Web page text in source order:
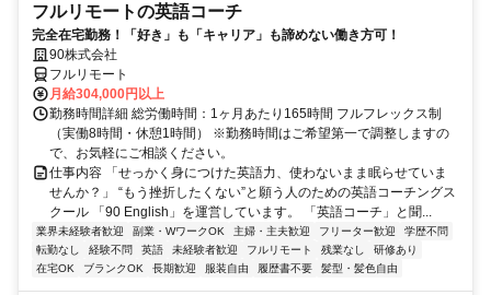
フルリモートの英語コーチ
完全在宅勤務！「好き」も「キャリア」も諦めない働き方可！
90株式会社
フルリモート
月給304,000円以上
勤務時間詳細 総労働時間：1ヶ月あたり165時間 フルフレックス制
（実働8時間・休憩1時間） ※勤務時間はご希望第一で調整しますの
で、お気軽にご相談ください。
仕事内容 「せっかく身につけた英語力、使わないまま眠らせていま
せんか？」 “もう挫折したくない”と願う人のための英語コーチングス
クール 「90 English」を運営しています。 「英語コーチ」と聞...
業界未経験者歓迎 副業・WワークOK 主婦・主夫歓迎 フリーター歓迎
学歴不問
転勤なし
経験不問 英語 未経験者歓迎 フルリモート 残業なし
研修あり
在宅OK
ブランクOK 長期歓迎 服装自由 履歴書不要 髪型・髪色自由